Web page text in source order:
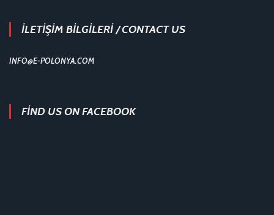
İLETİŞİM BİLGİLERİ / CONTACT US
INFO@E-POLONYA.COM
FIND US ON FACEBOOK